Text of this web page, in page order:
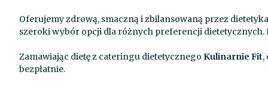
Oferujemy zdrową, smaczną i zbilansowaną przez
szeroki wybór opcji dla różnych preferencji dietetycznych.
Zamawiając dietę z cateringu dietetycznego Kulinarnie Fit,
bezpłatnie.